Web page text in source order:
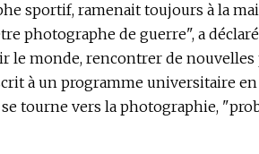
sportif, ramenait toujours à la
photographe de guerre", a
le monde, rencontrer de nouvelles
à un programme universitaire
tourne vers la photographie,